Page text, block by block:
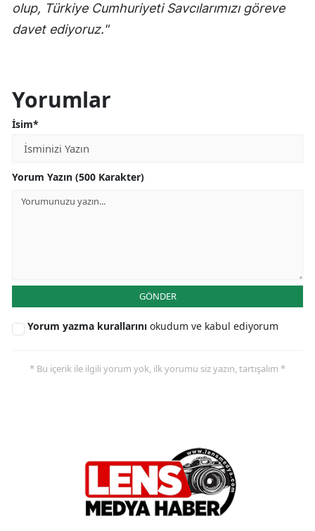
olup, Türkiye Cumhuriyeti Savcılarımızı göreve
davet ediyoruz."
Yorumlar
İsim*
Yorum Yazın (500 Karakter)
GÖNDER
Yorum yazma kurallarını okudum ve kabul ediyorum
* Bu içerik ile ilgili yorum yok, ilk yorumu siz yazın, tartışalım *